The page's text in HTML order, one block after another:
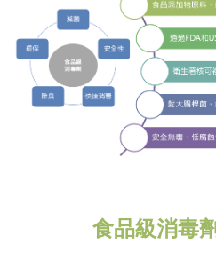
食品級消毒